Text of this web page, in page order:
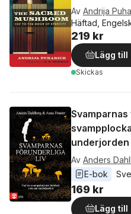
Av Andrija
Häftad,
219 kr
Lägg till
Skickas
underjorden
Av Anders
E-bok
169 kr
Lägg till